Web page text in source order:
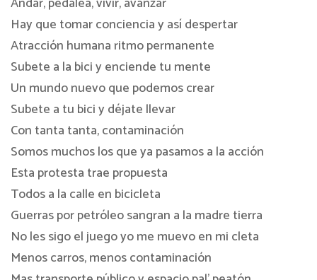
Hay que tomar conciencia y así despertar
Atracción humana ritmo permanente
Subete a la bici y enciende tu mente
Un mundo nuevo que podemos crear
Subete a tu bici y déjate llevar
Con tanta tanta, contaminación
Somos muchos los que ya pasamos a la acción
Esta protesta trae propuesta
Todos a la calle en bicicleta
Guerras por petróleo sangran a la madre tierra
No les sigo el juego yo me muevo en mi cleta
Menos carros, menos contaminación